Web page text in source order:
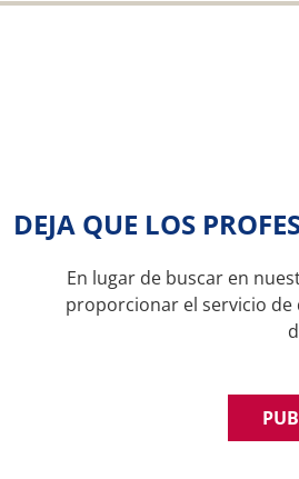
DEJA QUE LOS
En lugar de buscar en
proporcionar el servicio de